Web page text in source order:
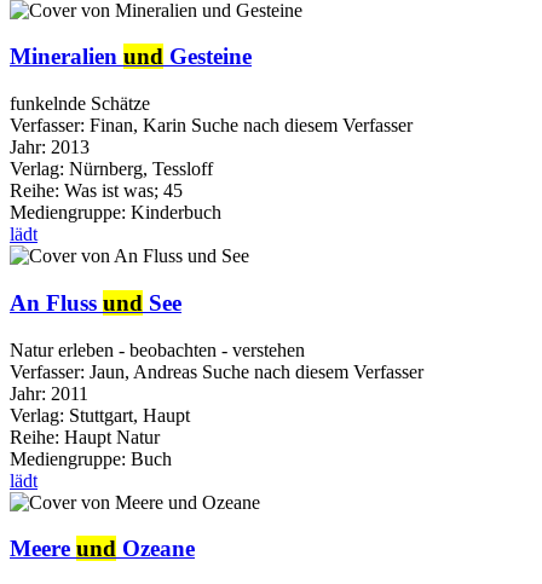
Mineralien und Gesteine
funkelnde Schätze
Verfasser: Finan, Karin Suche nach diesem Verfasser
Jahr: 2013
Verlag: Nürnberg, Tessloff
Reihe: Was ist was; 45
Mediengruppe: Kinderbuch
lädt
An Fluss und See
Natur erleben - beobachten - verstehen
Verfasser: Jaun, Andreas Suche nach diesem Verfasser
Jahr: 2011
Verlag: Stuttgart, Haupt
Reihe: Haupt Natur
Mediengruppe: Buch
lädt
Meere und Ozeane